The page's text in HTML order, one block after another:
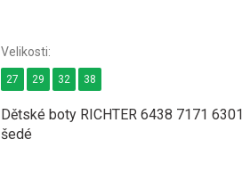
Dětské boty RICHTER 6438 7171 6301
šedé
27 29 32 38